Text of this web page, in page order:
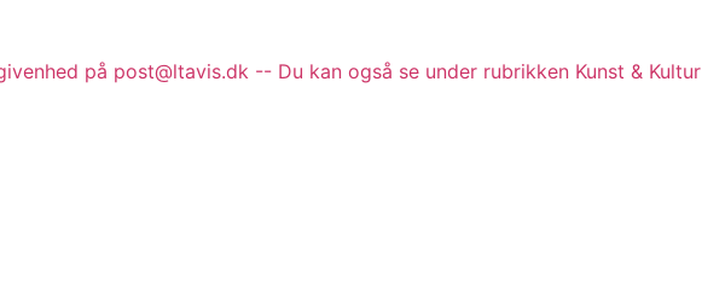
på post@ltavis.dk -- Du kan også se under rubrikken Kunst & Kultur